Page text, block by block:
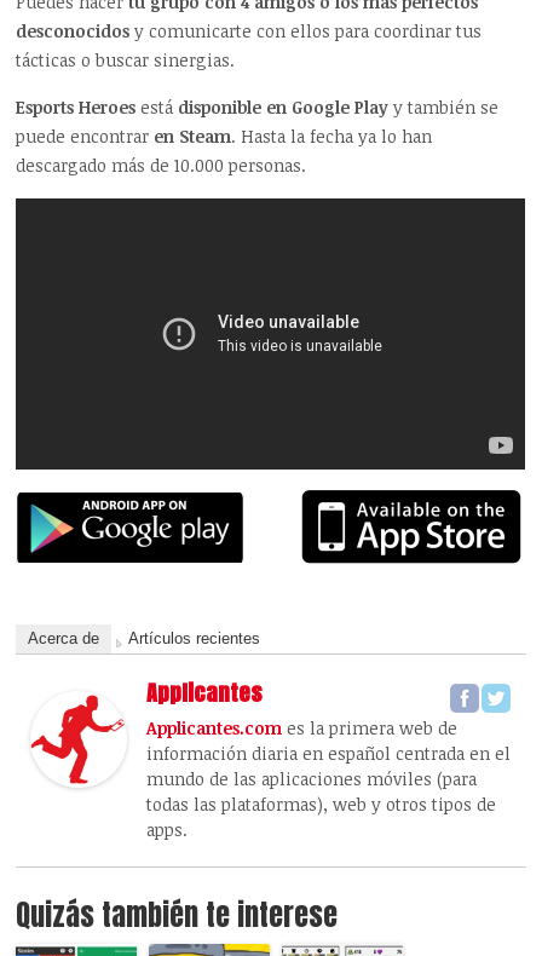
desconocidos y comunicarte con ellos para coordinar tus
tácticas o buscar sinergias.
Esports Heroes está disponible en Google Play y también se
puede encontrar en Steam. Hasta la fecha ya lo han
descargado más de 10.000 personas.
Acerca de Artículos recientes
Applicantes
Applicantes.com es la primera web de
información diaria en español centrada en el
mundo de las aplicaciones móviles (para
todas las plataformas), web y otros tipos de
apps.
Quizás también te interese